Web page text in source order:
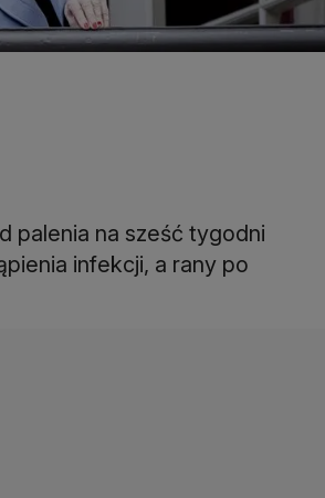
palenia na sześć tygodni
infekcji, a rany po